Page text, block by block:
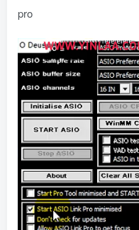
pro